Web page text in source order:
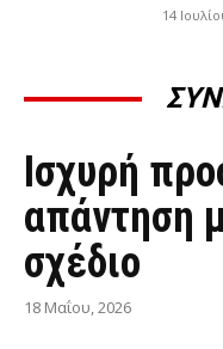
14
ΣΥΝΕΝΤΕΎΞΕΙΣ
Ισχυρή
απάντηση
σχέδιο
18 Μαΐου, 2026